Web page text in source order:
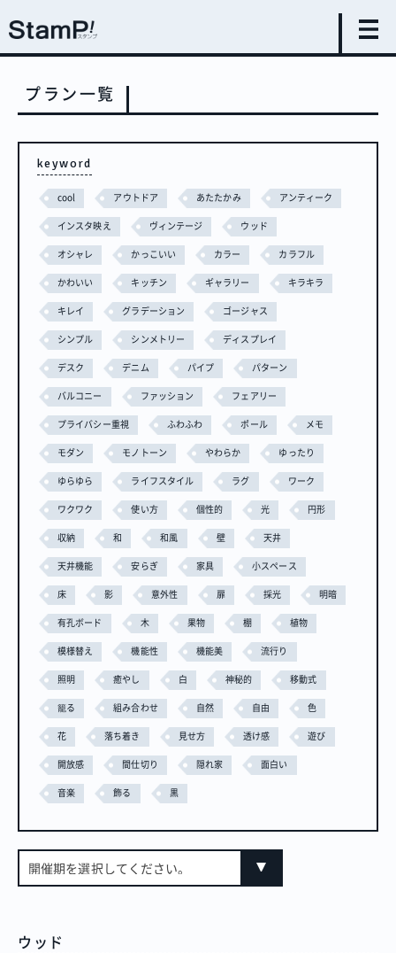
プラン一覧
keyword
cool アウトドア あたたかみ アンティーク
インスタ映え ヴィンテージ ウッド
オシャレ かっこいい カラー カラフル
かわいい キッチン ギャラリー キラキラ
キレイ グラデーション ゴージャス
シンプル シンメトリー ディスプレイ
デスク デニム パイプ パターン
バルコニー ファッション フェアリー
プライバシー重視 ふわふわ ポール メモ
モダン モノトーン やわらか ゆったり
ゆらゆら ライフスタイル ラグ ワーク
ワクワク 使い方 個性的 光 円形
収納 和 和風 壁 天井
天井機能 安らぎ 家具 小スペース
床 影 意外性 扉 採光 明暗
有孔ボード 木 果物 棚 植物
模様替え 機能性 機能美 流行り
照明 癒やし 白 神秘的 移動式
籠る 組み合わせ 自然 自由 色
花 落ち着き 見せ方 透け感 遊び
開放感 間仕切り 隠れ家 面白い
音楽 飾る 黒
開催期を選択してください。
ウッド